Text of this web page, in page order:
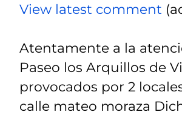
View latest comment
Atentamente a la
Paseo los Arquillos de
provocados por 2
calle mateo moraza